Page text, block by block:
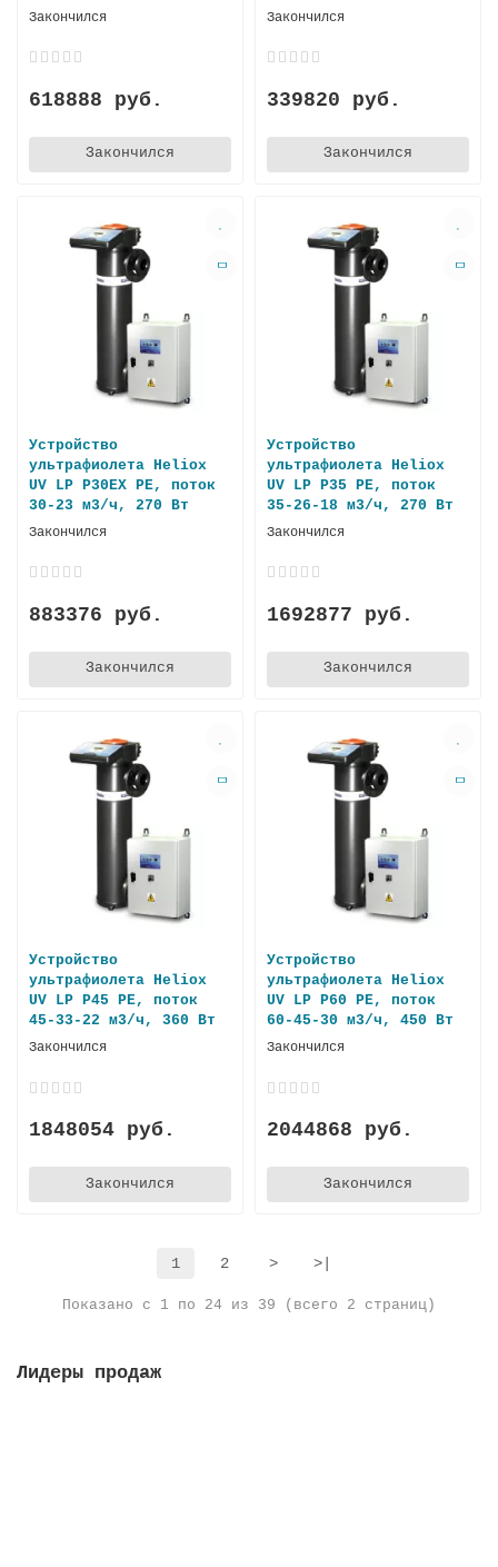
Закончился
618888 руб.
Закончился
Закончился
339820 руб.
Закончился
Устройство
ультрафиолета Heliox
UV LP P30EX PE, поток
30-23 м3/ч, 270 Вт
Закончился
883376 руб.
Закончился
Устройство
ультрафиолета Heliox
UV LP P35 PE, поток
35-26-18 м3/ч, 270 Вт
Закончился
1692877 руб.
Закончился
Устройство
ультрафиолета Heliox
UV LP P45 PE, поток
45-33-22 м3/ч, 360 Вт
Закончился
1848054 руб.
Закончился
Устройство
ультрафиолета Heliox
UV LP P60 PE, поток
60-45-30 м3/ч, 450 Вт
Закончился
2044868 руб.
Закончился
1 2 > >|
Показано с 1 по 24 из 39 (всего 2 страниц)
Лидеры продаж